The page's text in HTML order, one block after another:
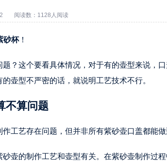
阅读数： 1128人阅读
砂杯！
？这个要看具体情况，对于有的壶型来说，
壶型不严密的话，就说明工艺技术不行。
不算问题
工艺存在问题，但并非所有紫砂壶口盖都能做
壶的制作工艺和壶型有关。在紫砂壶制作过